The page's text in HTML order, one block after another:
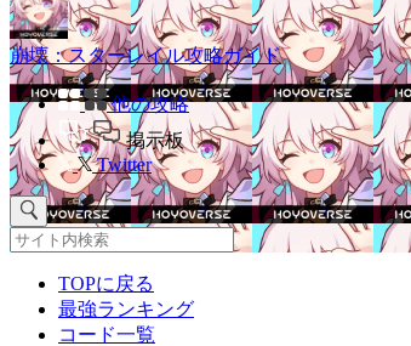
崩壊：スターレイル攻略ガイド
他の攻略
掲示板
Twitter
TOPに戻る
最強ランキング
コード一覧